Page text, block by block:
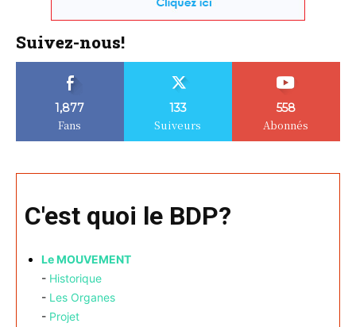
Suivez-nous!
1,877
Fans
133
Suiveurs
558
Abonnés
C'est quoi le BDP?
Le MOUVEMENT
- Historique
- Les Organes
- Projet